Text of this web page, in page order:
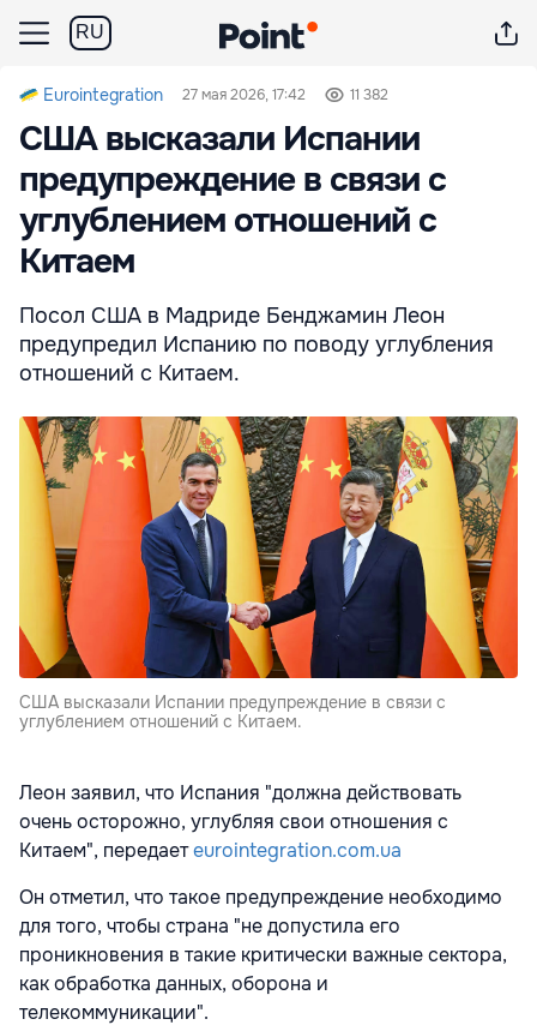
RU
Eurointegration 27 мая 2026, 17:42 11 382
США высказали Испании
предупреждение в связи с
углублением отношений с
Китаем
Посол США в Мадриде Бенджамин Леон
предупредил Испанию по поводу углубления
отношений с Китаем.
США высказали Испании предупреждение в связи с
углублением отношений с Китаем.
Леон заявил, что Испания "должна действовать
очень осторожно, углубляя свои отношения с
Китаем", передаетeurointegration.com.ua
Он отметил, что такое предупреждение необходимо
для того, чтобы страна "не допустила его
проникновения в такие критически важные сектора,
как обработка данных, оборона и
телекоммуникации".